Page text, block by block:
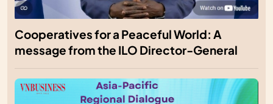
Cooperatives for a Peaceful World: A
message from the ILO Director-General